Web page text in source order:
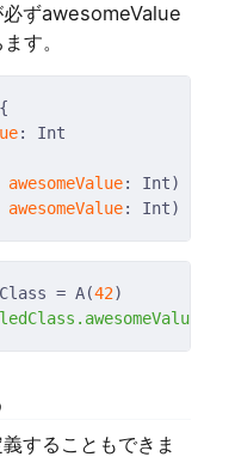
必ずawesomeValue
す。
awesomeValue
awesomeValue
= A(42
することもできま